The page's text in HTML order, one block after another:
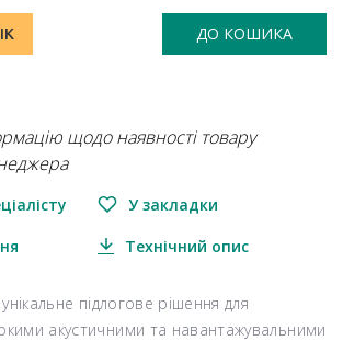
ДО КОШИКА
щодо наявності товару
У закладки
Технічний опис
підлогове рішення для
акустичними та навантажувальними